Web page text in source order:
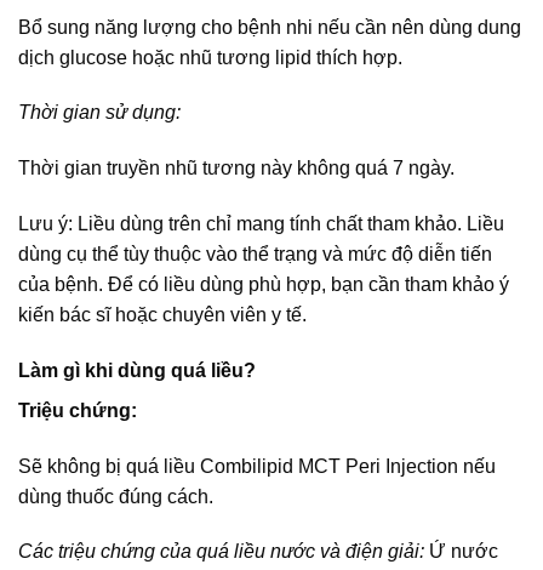
Bổ sung năng lượng cho bệnh nhi nếu cần nên dùng dung
dịch glucose hoặc nhũ tương lipid thích hợp.
Thời gian sử dụng:
Thời gian truyền nhũ tương này không quá 7 ngày.
Lưu ý: Liều dùng trên chỉ mang tính chất tham khảo. Liều
dùng cụ thể tùy thuộc vào thể trạng và mức độ diễn tiến
của bệnh. Để có liều dùng phù hợp, bạn cần tham khảo ý
kiến bác sĩ hoặc chuyên viên y tế.
Làm gì khi dùng quá liều?
Triệu chứng:
Sẽ không bị quá liều Combilipid MCT Peri Injection nếu
dùng thuốc đúng cách.
Các triệu chứng của quá liều nước và điện giải: Ứ nước